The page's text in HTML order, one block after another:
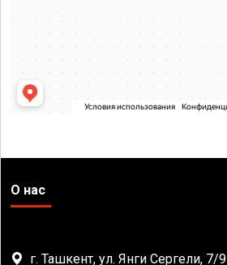
О нас
г. Ташкент, ул. Янги Сергели, 7/9